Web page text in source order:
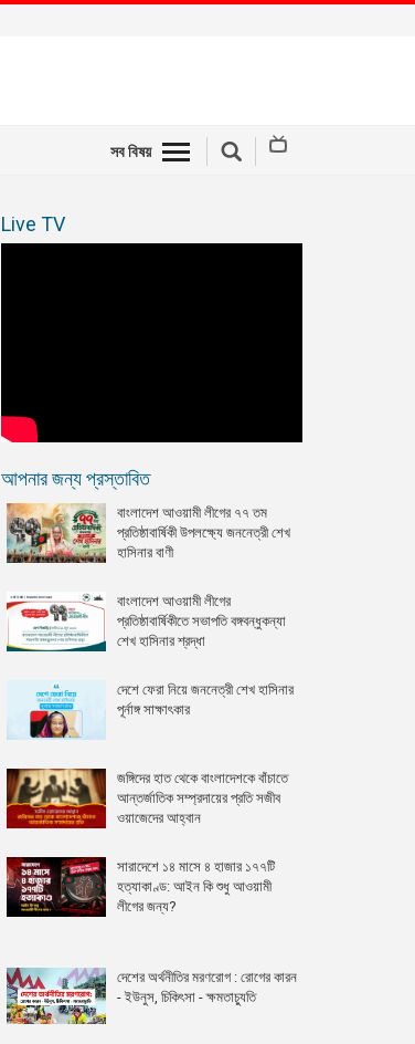
সব বিষয়
Live TV
আপনার জন্য প্রস্তাবিত
বাংলাদেশ আওয়ামী লীগের ৭৭ তম
প্রতিষ্ঠাবার্ষিকী উপলক্ষ্যে জননেত্রী শেখ
হাসিনার বাণী
বাংলাদেশ আওয়ামী লীগের
প্রতিষ্ঠাবার্ষিকীতে সভাপতি বঙ্গবন্ধুকন্যা
শেখ হাসিনার শ্রদ্ধা
দেশে ফেরা নিয়ে জননেত্রী শেখ হাসিনার
পূর্নাঙ্গ সাক্ষাৎকার
জঙ্গিদের হাত থেকে বাংলাদেশকে বাঁচাতে
আন্তর্জাতিক সম্প্রদায়ের প্রতি সজীব
ওয়াজেদের আহ্বান
সারাদেশে ১৪ মাসে ৪ হাজার ১৭৭টি
হত্যাকাণ্ড: আইন কি শুধু আওয়ামী
লীগের জন্য?
দেশের অর্থনীতির মরণরোগ : রোগের কারন
- ইউনুস, চিকিৎসা - ক্ষমতাচ্যুতি